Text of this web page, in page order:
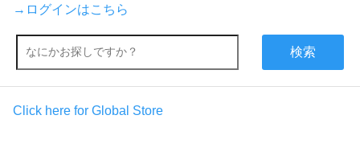
→ログインはこちら
検索
Click here for Global Store